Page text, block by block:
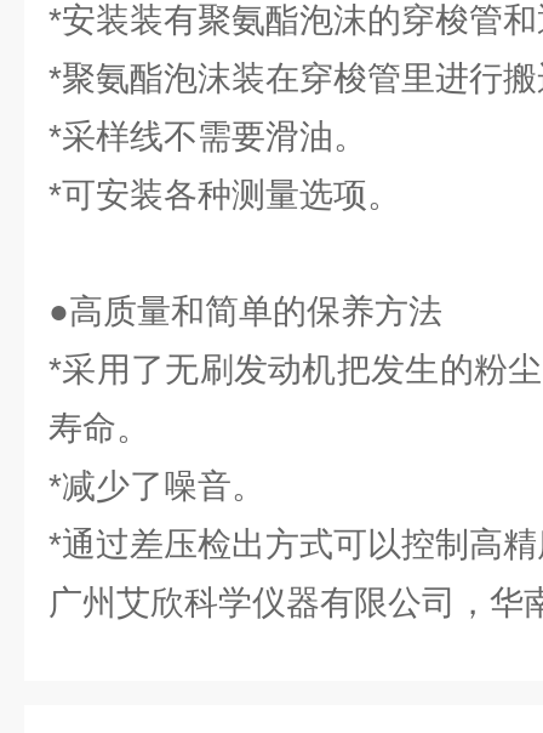
*安装装有聚氨酯泡沫的穿梭管
*聚氨酯泡沫装在穿梭管里进行
*采样线不需要滑油。
*可安装各种测量选项。
●高质量和简单的保养方法
*采用了无刷发动机把发生的粉
寿命。
*减少了噪音。
*通过差压检出方式可以控制高
广州艾欣科学仪器有限公司，华